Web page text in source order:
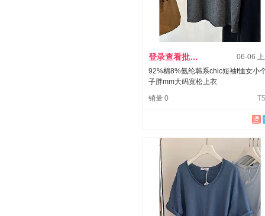
登录查看批发价
06-06
92%棉8%氨纶韩系chic短袖t恤女小
子胖mm大码宽松上衣
销量 0